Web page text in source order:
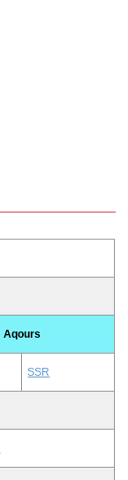
Aqours
SSR